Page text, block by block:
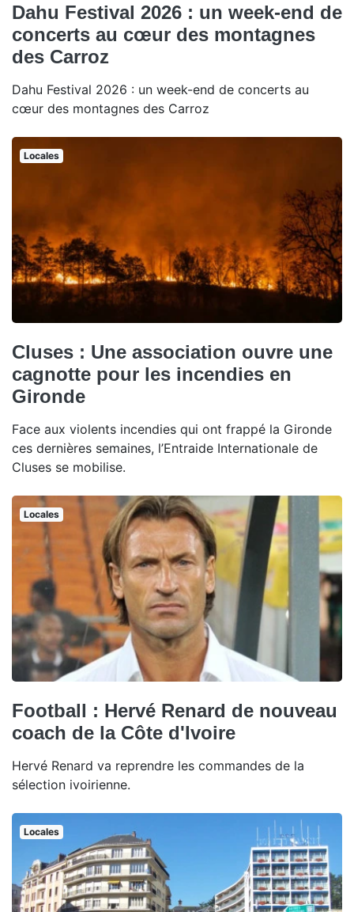
Dahu Festival 2026 : un week-end de
concerts au cœur des montagnes
des Carroz
Dahu Festival 2026 : un week-end de concerts au
cœur des montagnes des Carroz
Locales
Cluses : Une association ouvre une
cagnotte pour les incendies en
Gironde
Face aux violents incendies qui ont frappé la Gironde
ces dernières semaines, l’Entraide Internationale de
Cluses se mobilise.
Locales
Football : Hervé Renard de nouveau
coach de la Côte d'Ivoire
Hervé Renard va reprendre les commandes de la
sélection ivoirienne.
Locales